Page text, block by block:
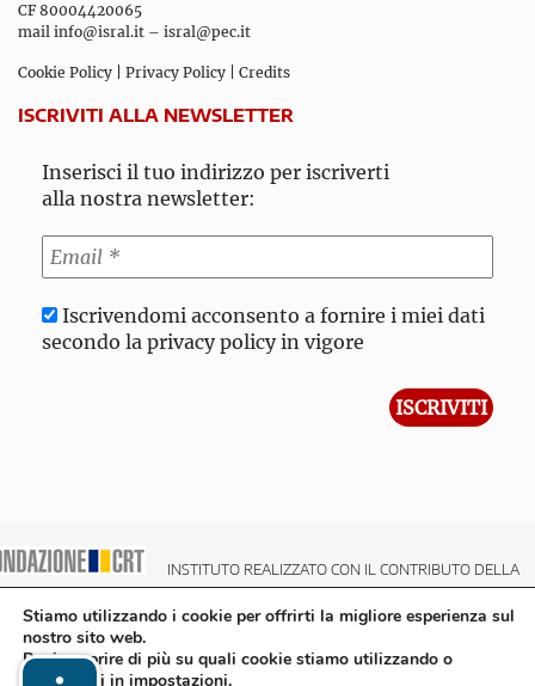
CF 80004420065
mail info@isral.it – isral@pec.it
Cookie Policy Privacy Policy Credits
ISCRIVITI ALLA NEWSLETTER
Inserisci il tuo indirizzo per iscriverti
alla nostra newsletter:
Iscrivendomi acconsento a fornire i miei dati
secondo la privacy policy in vigore
INSTITUTO REALIZZATO CON IL CONTRIBUTO DELLA
Stiamo utilizzando i cookie per offrirti la migliore esperienza sul
nostro sito web.
Puoi scoprire di più su quali cookie stiamo utilizzando o
disattivarli in impostazioni.